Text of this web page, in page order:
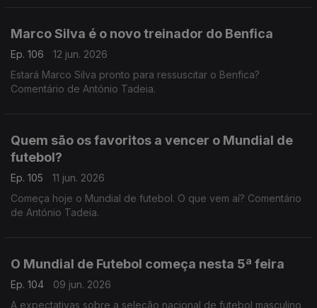
Marco Silva é o novo treinador do Benfica
Ep. 106
12 jun. 2026
Estará Marco Silva pronto para ressuscitar o Benfica?
Comentário de António Tadeia.
Quem são os favoritos a vencer o Mundial de
futebol?
Ep. 105
11 jun. 2026
Começa hoje o Mundial de futebol. O que vem aí? Comentário
de António Tadeia.
O Mundial de Futebol começa nesta 5ª feira
Ep. 104
09 jun. 2026
A expectativas sobre a seleção nacional de futebol masculino